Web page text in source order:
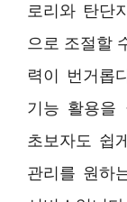
로리와 탄단
으로 조절할
력이 번거롭
기능 활용을
초보자도 쉽
관리를 원하